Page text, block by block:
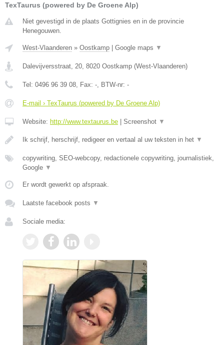
TexTaurus (powered by De Groene Alp)
Niet gevestigd in de plaats Gottignies en in de provincie
Henegouwen.
West-Vlaanderen » Oostkamp Google maps ▼
Dalevijversstraat, 20 8020 Oostkamp (West-Vlaanderen)
Tel: 0496 96 39 08 , Fax: - , BTW-nr: -
E-mail › TexTaurus (powered by De Groene Alp)
Website: http://www.textaurus.be Screenshot ▼
Ik schrijf, herschrijf, redigeer en vertaal al uw teksten in het ▼
copywriting, SEO-webcopy, redactionele copywriting, journalistiek,
Google ▼
Er wordt gewerkt op afspraak.
Laatste facebook posts ▼
Sociale media: